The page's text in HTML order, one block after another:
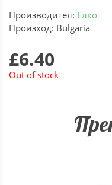
Производител: Елко
Произход: Bulgaria
£6.40
Out of stock